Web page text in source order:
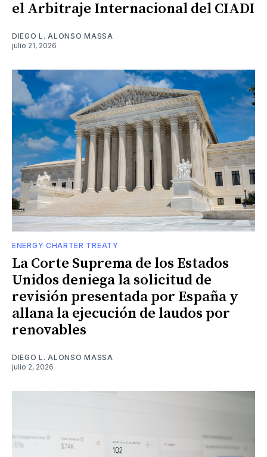
el Arbitraje Internacional del CIADI
DIEGO L. ALONSO MASSA
julio 21, 2026
ENERGY CHARTER TREATY
La Corte Suprema de los Estados
Unidos deniega la solicitud de
revisión presentada por España y
allana la ejecución de laudos por
renovables
DIEGO L. ALONSO MASSA
julio 2, 2026